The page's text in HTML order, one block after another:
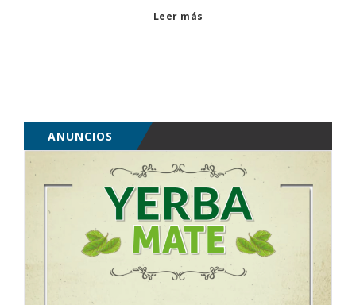
Leer más
ANUNCIOS